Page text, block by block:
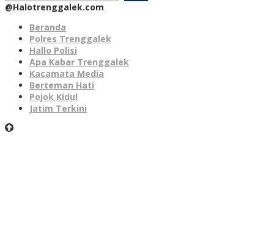
@Halotrenggalek.com
Beranda
Polres Trenggalek
Hallo Polisi
Apa Kabar Trenggalek
Kacamata Media
Berteman Hati
Pojok Kidul
Jatim Terkini